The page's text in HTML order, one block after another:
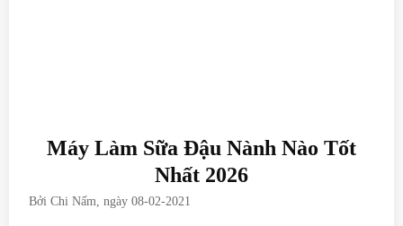
Máy Làm Sữa Đậu Nành Nào Tốt
Nhất 2026
BởiChi Nấm, ngày08-02-2021